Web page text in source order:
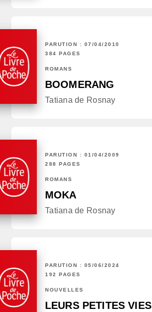
PARUTION : 07/04/2010
384 PAGES
ROMANS
BOOMERANG
Tatiana de Rosnay
PARUTION : 01/04/2009
288 PAGES
ROMANS
MOKA
Tatiana de Rosnay
PARUTION : 05/06/2024
192 PAGES
NOUVELLES
LEURS PETITES VIES